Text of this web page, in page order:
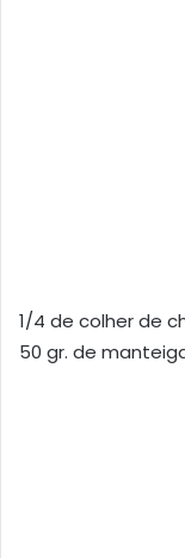
1/4 de colher de
50 gr. de